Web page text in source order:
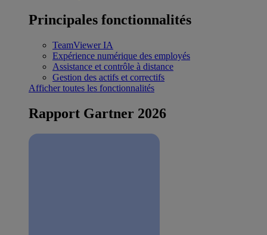
Principales fonctionnalités
TeamViewer IA
Expérience numérique des employés
Assistance et contrôle à distance
Gestion des actifs et correctifs
Afficher toutes les fonctionnalités
Rapport Gartner 2026